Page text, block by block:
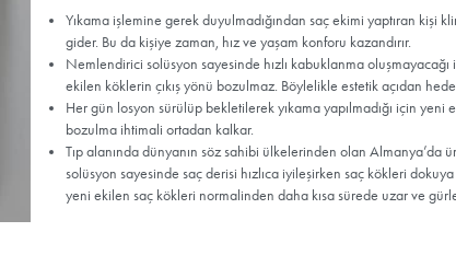
solüsyonun saç ekimi işleminden sonra 6-7 gün boyunca,
sonra, bir yerimiz çizildiğinde nasıl kabuklanırsa o
iyileştirici ve nemlendirici etkisi devreye giriyor. Saç derisi
ise çıkış yönüne uygun bir şekilde, özenle ekilmiş olan
arttıkça saçlar dikleşerek istenmeyen bir görüntü
özel içeriğe sahip, sprey formundaki bu solüsyon
Köklerin beslenmesini, ekildiği alana daha sıkı